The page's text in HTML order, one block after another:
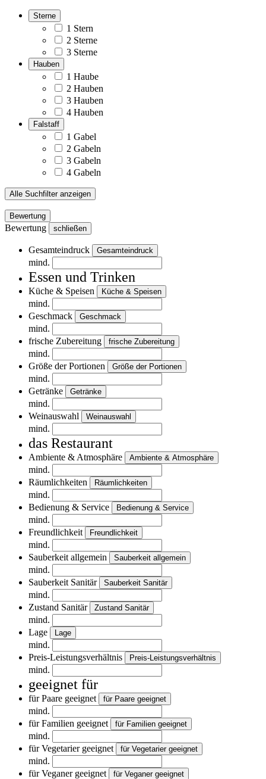
Sterne
1 Stern
2 Sterne
3 Sterne
Hauben
1 Haube
2 Hauben
3 Hauben
4 Hauben
Falstaff
1 Gabel
2 Gabeln
3 Gabeln
4 Gabeln
Alle Suchfilter anzeigen
Bewertung
Bewertung schließen
Gesamteindruck Gesamteindruck
mind.
Essen und Trinken
Küche & Speisen Küche & Speisen
mind.
Geschmack
Geschmack
mind.
frische Zubereitung
frische Zubereitung
mind.
Größe der Portionen
Größe der Portionen
mind.
Getränke
Getränke
mind.
Weinauswahl
Weinauswahl
mind.
das Restaurant
Ambiente & Atmosphäre Ambiente & Atmosphäre
mind.
Räumlichkeiten
Räumlichkeiten
mind.
Bedienung & Service
Bedienung & Service
mind.
Freundlichkeit
Freundlichkeit
mind.
Sauberkeit allgemein
Sauberkeit allgemein
mind.
Sauberkeit Sanitär
Sauberkeit Sanitär
mind.
Zustand Sanitär
Zustand Sanitär
mind.
Lage
Lage
mind.
Preis-Leistungsverhältnis
Preis-Leistungsverhältnis
mind.
geeignet für
für Paare geeignet für Paare geeignet
mind.
für Familien geeignet
für Familien geeignet
mind.
für Vegetarier geeignet
für Vegetarier geeignet
mind.
für Veganer geeignet
für Veganer geeignet